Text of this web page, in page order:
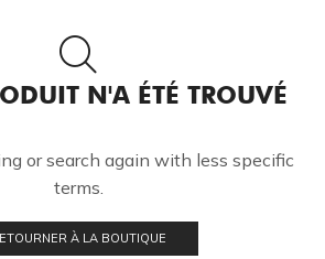
N'A ÉTÉ TROUVÉ
or search again with less specific
terms.
À LA BOUTIQUE